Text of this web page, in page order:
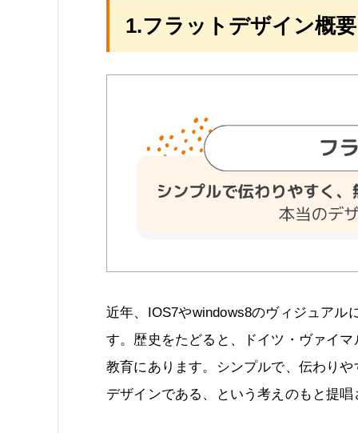
1.フラットデザイン概要
近年、IOS7やwindows8のヴィジュアル
す。歴史をたどると、ドイツ・ヴァイ
教育にあります。シンプルで、伝わり
デザインである、という考えのもと提